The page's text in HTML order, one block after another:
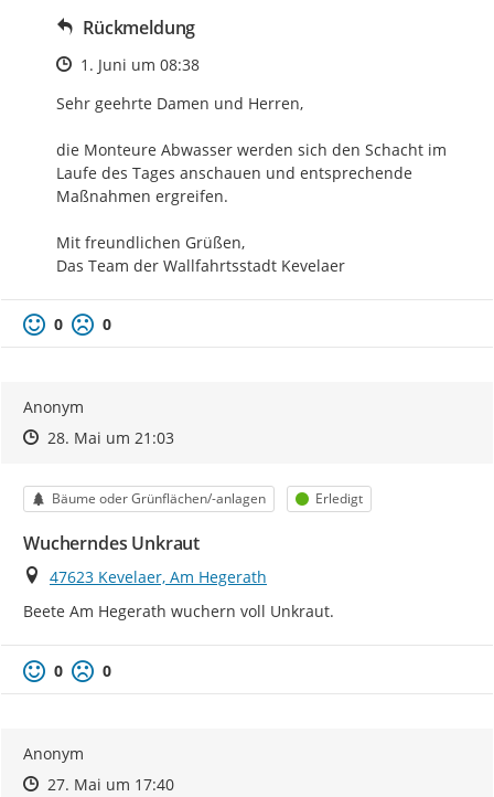
Rückmeldung
Zeitpunkt des Erstellens
1. Juni um 08:38
Sehr geehrte Damen und Herren,
die Monteure Abwasser werden sich den Schacht im
Laufe des Tages anschauen und entsprechende
Maßnahmen ergreifen.
Mit freundlichen Grüßen,
Das Team der Wallfahrtsstadt Kevelaer
0 0
Anonym
Zeitpunkt des Erstellens
Zeitpunkt des Erstellens
28. Mai um 21:03Zur Äußerung
Kategorie
Bäume oder Grünflächen/-anlagen Status
Erledigt
Wucherndes Unkraut
Ort
47623 Kevelaer, Am Hegerath
Beete Am Hegerath wuchern voll Unkraut.
0 0
Anonym
Zeitpunkt des Erstellens
Zeitpunkt des Erstellens
27. Mai um 17:40Zur Äußerung